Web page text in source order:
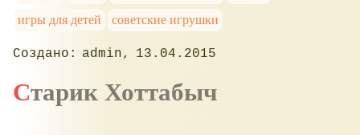
игры для детей
советские игрушки
admin 13.04.2015
Старик Хоттабыч